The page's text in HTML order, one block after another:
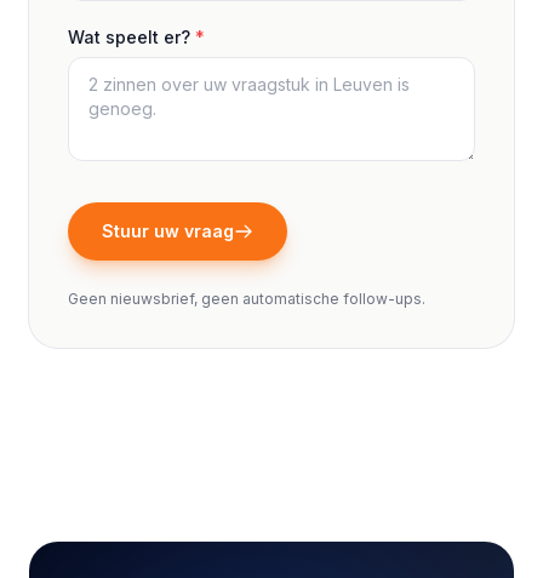
Wat speelt er? *
Stuur uw vraag
Geen nieuwsbrief, geen automatische follow-ups.